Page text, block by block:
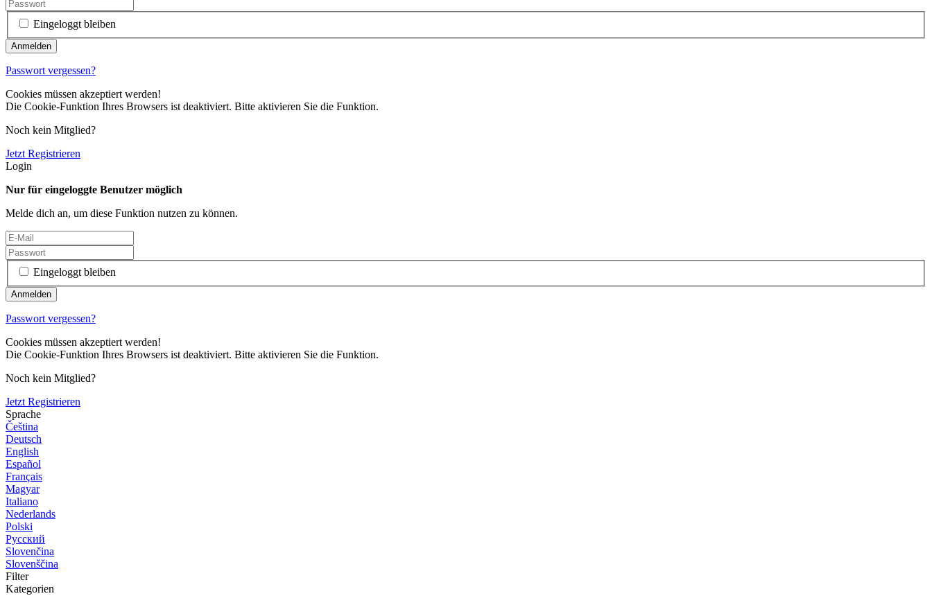
Eingeloggt bleiben
Passwort vergessen?
Cookies müssen akzeptiert werden!
Die Cookie-Funktion Ihres Browsers ist deaktiviert. Bitte aktivieren Sie die Funktion.
Noch kein Mitglied?
Jetzt Registrieren
Login
Nur für eingeloggte Benutzer möglich
Melde dich an, um diese Funktion nutzen zu können.
Eingeloggt bleiben
Passwort vergessen?
Cookies müssen akzeptiert werden!
Die Cookie-Funktion Ihres Browsers ist deaktiviert. Bitte aktivieren Sie die Funktion.
Noch kein Mitglied?
Jetzt Registrieren
Sprache
Čeština
Deutsch
English
Español
Français
Magyar
Italiano
Nederlands
Polski
Русский
Slovenčina
Slovenščina
Filter
Kategorien